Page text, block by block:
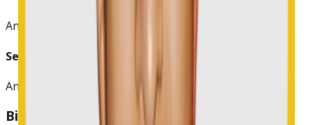
Anggota
Selvi Yuliana Putri Ardy, B,Sc, S.Pd.
Anggota
Bidang III: Organisasi